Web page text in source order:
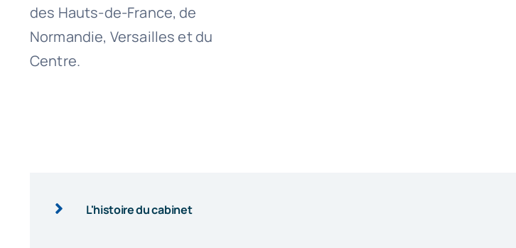
des Hauts-de-France, de
Normandie, Versailles et du
Centre.
L'histoire du cabinet